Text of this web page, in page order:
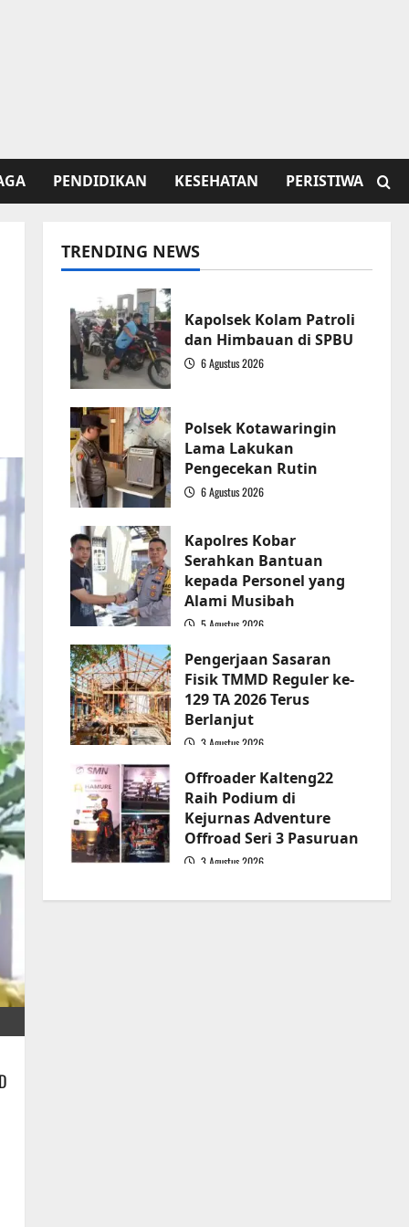
PENDIDIKAN KESEHATAN PERISTIWA
TRENDING NEWS
Kapolsek Kolam Patroli
dan Himbauan di SPBU
6 Agustus 2026
Polsek Kotawaringin
Lama Lakukan
Pengecekan Rutin
6 Agustus 2026
Kapolres Kobar
Serahkan Bantuan
kepada Personel yang
Alami Musibah
5 Agustus 2026
Pengerjaan Sasaran
Fisik TMMD Reguler ke-
129 TA 2026 Terus
Berlanjut
3 Agustus 2026
Offroader Kalteng22
Raih Podium di
Kejurnas Adventure
Offroad Seri 3 Pasuruan
3 Agustus 2026